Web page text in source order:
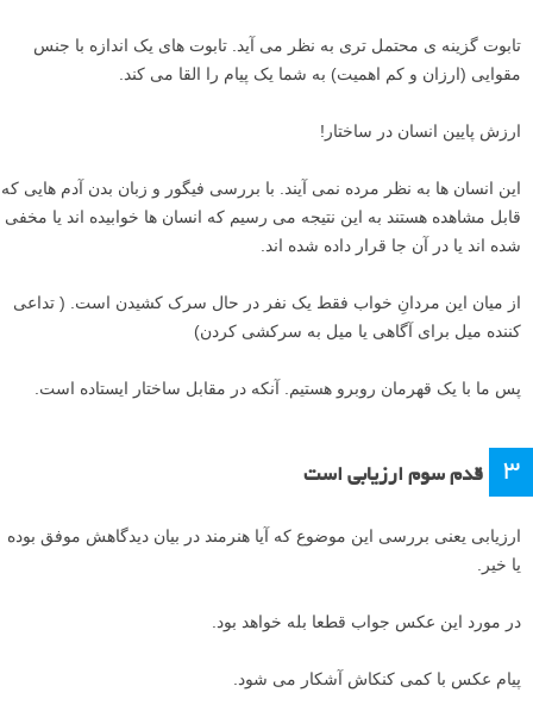
تابوت گزینه ی محتمل تری به نظر می آید. تابوت های یک اندازه با جنس
مقوایی (ارزان و کم اهمیت) به شما یک پیام را القا می کند.
ارزش پایین انسان در ساختار!
این انسان ها به نظر مرده نمی آیند. با بررسی فیگور و زبان بدن آدم هایی که
قابل مشاهده هستند به این نتیجه می رسیم که انسان ها خوابیده اند یا مخفی
شده اند یا در آن جا قرار داده شده اند.
از میان این مردانِ خواب فقط یک نفر در حال سرک کشیدن است. ( تداعی
کننده میل برای آگاهی یا میل به سرکشی کردن)
پس ما با یک قهرمان روبرو هستیم. آنکه در مقابل ساختار ایستاده است.
۳ قدم سوم ارزیابی است
ارزیابی یعنی بررسی این موضوع که آیا هنرمند در بیان دیدگاهش موفق بوده
یا خیر.
در مورد این عکس جواب قطعا بله خواهد بود.
پیام عکس با کمی کنکاش آشکار می شود.